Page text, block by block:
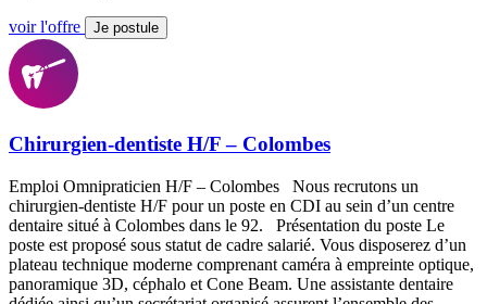
voir l'offre Je postule
Chirurgien-dentiste H/F – Colombes
Emploi Omnipraticien H/F – Colombes Nous recrutons un
chirurgien-dentiste H/F pour un poste en CDI au sein d’un centre
dentaire situé à Colombes dans le 92. Présentation du poste Le
poste est proposé sous statut de cadre salarié. Vous disposerez d’un
plateau technique moderne comprenant caméra à empreinte optique,
panoramique 3D, céphalo et Cone Beam. Une assistante dentaire